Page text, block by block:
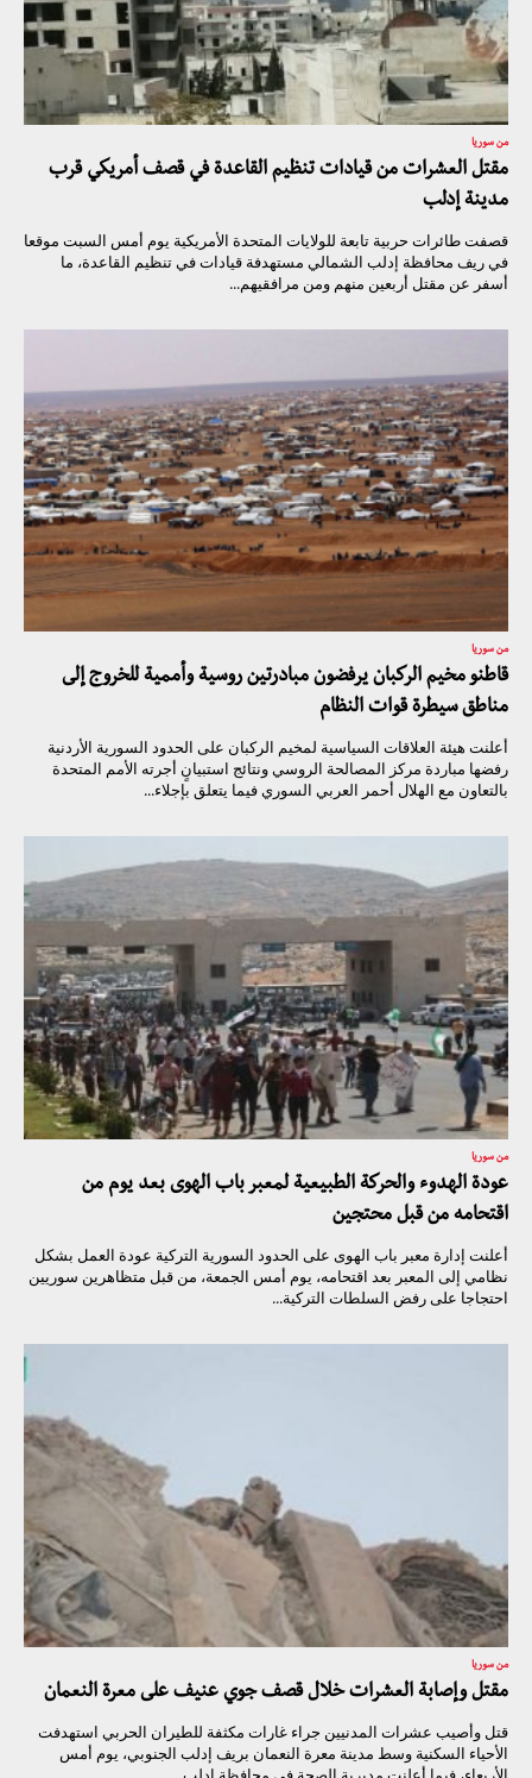
من سوريا
مقتل العشرات من قيادات تنظيم القاعدة في قصف أمريكي قرب
مدينة إدلب
قصفت طائرات حربية تابعة للولايات المتحدة الأمريكية يوم أمس السبت موقعا
في ريف محافظة إدلب الشمالي مستهدفة قيادات في تنظيم القاعدة، ما
أسفر عن مقتل أربعين منهم ومن مرافقيهم...
من سوريا
قاطنو مخيم الركبان يرفضون مبادرتين روسية وأممية للخروج إلى
مناطق سيطرة قوات النظام
أعلنت هيئة العلاقات السياسية لمخيم الركبان على الحدود السورية الأردنية
رفضها مباردة مركز المصالحة الروسي ونتائج استبيانٍ أجرته الأمم المتحدة
بالتعاون مع الهلال أحمر العربي السوري فيما يتعلق بإجلاء...
من سوريا
عودة الهدوء والحركة الطبيعية لمعبر باب الهوى بعد يوم من
اقتحامه من قبل محتجين
أعلنت إدارة معبر باب الهوى على الحدود السورية التركية عودة العمل بشكل
نظامي إلى المعبر بعد اقتحامه، يوم أمس الجمعة، من قبل متظاهرين سوريين
احتجاجا على رفض السلطات التركية...
من سوريا
مقتل وإصابة العشرات خلال قصف جوي عنيف على معرة النعمان
قتل وأصيب عشرات المدنيين جراء غارات مكثفة للطيران الحربي استهدفت
الأحياء السكنية وسط مدينة معرة النعمان بريف إدلب الجنوبي، يوم أمس